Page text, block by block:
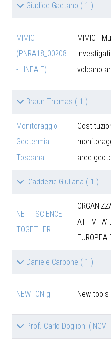
Giudice Gaetano ( 1 )
MIMIC
(PNRA18_00208
- LINEA E)
MIMIC -
volcano
Braun Thomas ( 1 )
Monitoraggio
Geotermia
Toscana
aree
D'addezio Giuliana ( 1 )
NET - SCIENCE
TOGETHER
ATTIVITA'
EUROPEA
Daniele Carbone ( 1 )
NEWTON-g New
Prof. Carlo Doglioni (INGV